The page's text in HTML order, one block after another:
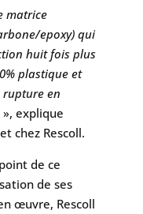
matrice
epoxy) qui
huit fois plus
plastique et
en
», explique
chez Rescoll.
de ce
de ses
œuvre, Rescoll